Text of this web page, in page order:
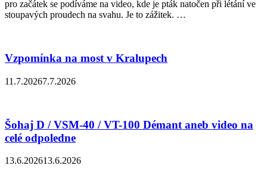
pro začátek se podíváme na video, kde je pták natočen při létání ve
stoupavých proudech na svahu. Je to zážitek. …
Vzpomínka na most v Kralupech
11.7.20267.7.2026
Šohaj D / VSM-40 / VT-100 Démant aneb video na
celé odpoledne
13.6.202613.6.2026